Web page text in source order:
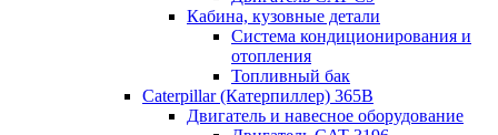
Кабина, кузовные детали
Система кондиционирования и
отопления
Топливный бак
Caterpillar (Катерпиллер) 365B
Двигатель и навесное оборудование